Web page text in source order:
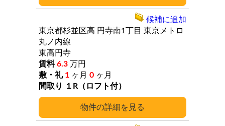
詳細
東京都杉並区高 円寺南1丁目 東京メトロ
丸ノ内線
東高円寺
6.3 万円
1 ヶ月 0 ヶ月
１R（ロフト付）
候補に追加